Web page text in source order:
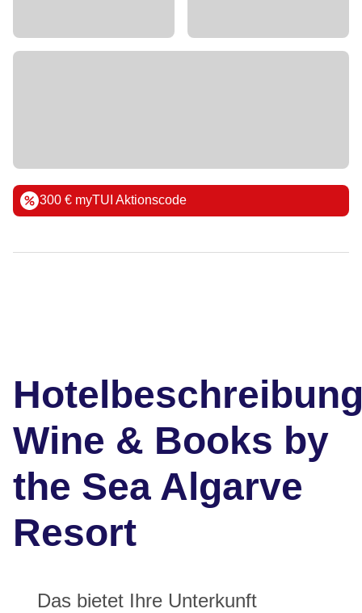
300 € myTUI Aktionscode
Wine & Books by
the Sea Algarve
Resort
Das bietet Ihre Unterkunft